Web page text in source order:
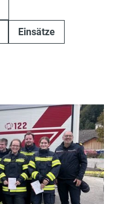
Einsätze